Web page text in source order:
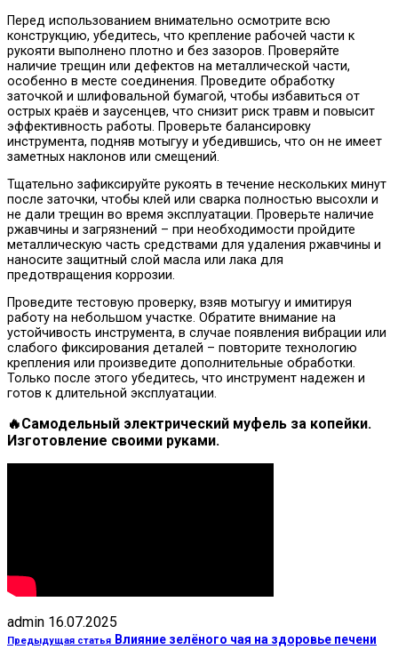
Перед использованием внимательно осмотрите всю
конструкцию, убедитесь, что крепление рабочей части к
рукояти выполнено плотно и без зазоров. Проверяйте
наличие трещин или дефектов на металлической части,
особенно в месте соединения. Проведите обработку
заточкой и шлифовальной бумагой, чтобы избавиться от
острых краёв и заусенцев, что снизит риск травм и повысит
эффективность работы. Проверьте балансировку
инструмента, подняв мотыгуу и убедившись, что он не имеет
заметных наклонов или смещений.
Тщательно зафиксируйте рукоять в течение нескольких минут
после заточки, чтобы клей или сварка полностью высохли и
не дали трещин во время эксплуатации. Проверьте наличие
ржавчины и загрязнений – при необходимости пройдите
металлическую часть средствами для удаления ржавчины и
наносите защитный слой масла или лака для
предотвращения коррозии.
Проведите тестовую проверку, взяв мотыгуу и имитируя
работу на небольшом участке. Обратите внимание на
устойчивость инструмента, в случае появления вибрации или
слабого фиксирования деталей – повторите технологию
крепления или произведите дополнительные обработки.
Только после этого убедитесь, что инструмент надежен и
готов к длительной эксплуатации.
🔥Самодельный электрический муфель за копейки.
Изготовление своими руками.
admin 16.07.2025
Предыдущая статья Влияние зелёного чая на здоровье печени